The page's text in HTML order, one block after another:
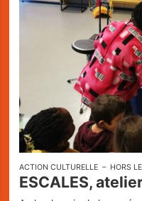
ACTION CULTURELLE HORS
ESCALES,